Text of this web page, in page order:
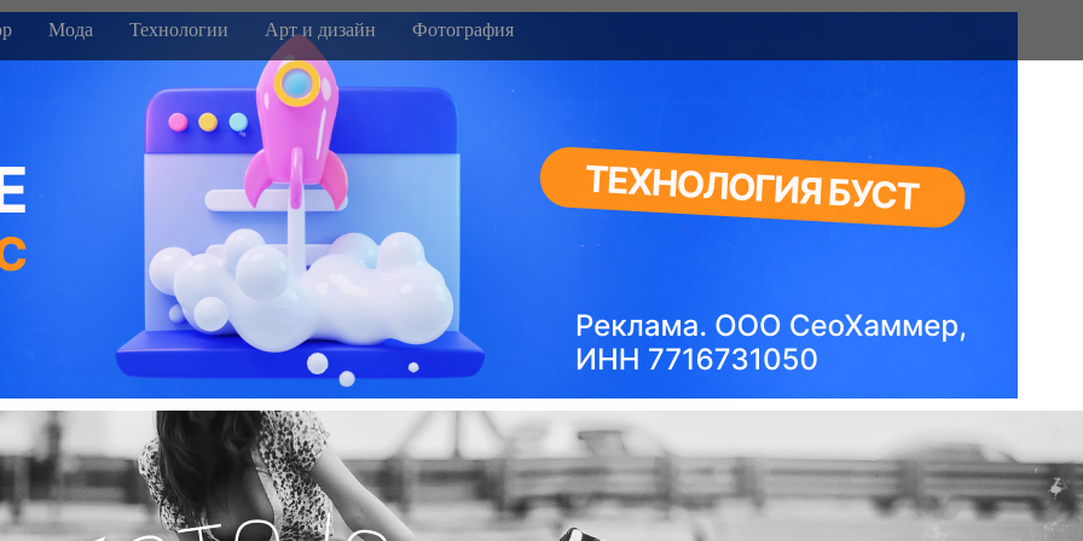
Мода Технологии Арт и дизайн Фотография